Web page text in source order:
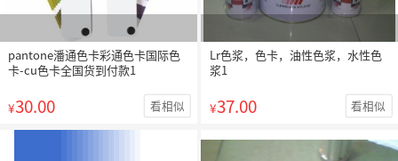
pantone潘通色卡彩通色卡国际色
卡-cu色卡全国货到付款1
¥30.00 看相似
Lr色浆，色卡，油性色浆，水性色
浆1
¥37.00 看相似